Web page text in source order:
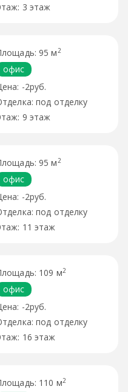
3 этаж
95 м 2
офис
-2руб.
под отделку
9 этаж
95 м 2
офис
-2руб.
под отделку
11 этаж
109 м2
офис
-2руб.
под отделку
16 этаж
110 м2